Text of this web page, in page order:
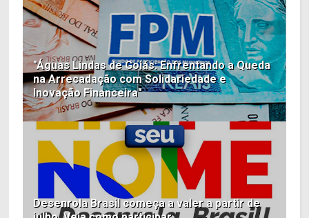
"Águas Lindas de Goiás: Enfrentando a Queda
na Arrecadação com Solidariedade e
Inovação Financeira"
Desenrola Brasil começa a valer a partir de